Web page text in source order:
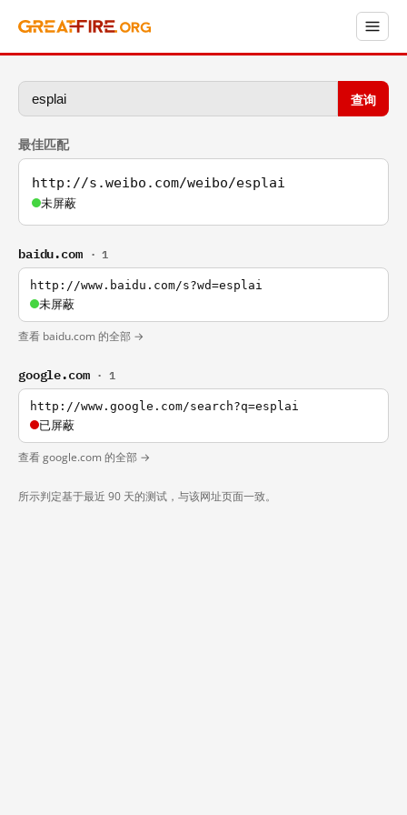
查询
最佳匹配
http://s.weibo.com/weibo/esplai
未屏蔽
baidu.com · 1
http://www.baidu.com/s?wd=esplai
未屏蔽
查看 baidu.com 的全部 →
google.com · 1
http://www.google.com/search?q=esplai
已屏蔽
查看 google.com 的全部 →
所示判定基于最近 90 天的测试，与该网址页面一致。